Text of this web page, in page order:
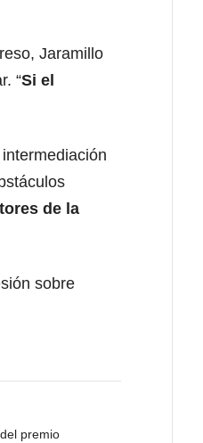
Jaramillo
“Si el
de la
sobre
premio